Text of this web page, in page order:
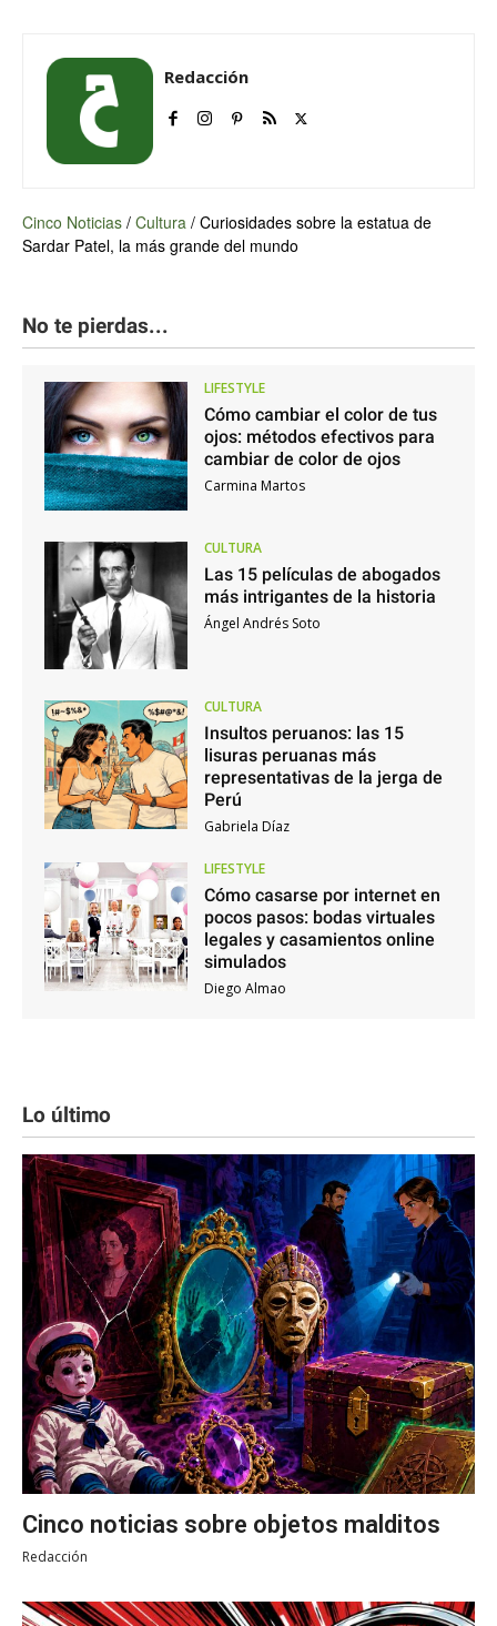
Redacción
Cinco Noticias / Cultura / Curiosidades sobre la estatua de
Sardar Patel, la más grande del mundo
No te pierdas...
LIFESTYLE
Cómo cambiar el color de tus
ojos: métodos efectivos para
cambiar de color de ojos
Carmina Martos
CULTURA
Las 15 películas de abogados
más intrigantes de la historia
Ángel Andrés Soto
CULTURA
Insultos peruanos: las 15
lisuras peruanas más
representativas de la jerga de
Perú
Gabriela Díaz
LIFESTYLE
Cómo casarse por internet en
pocos pasos: bodas virtuales
legales y casamientos online
simulados
Diego Almao
Lo último
Cinco noticias sobre objetos malditos
Redacción